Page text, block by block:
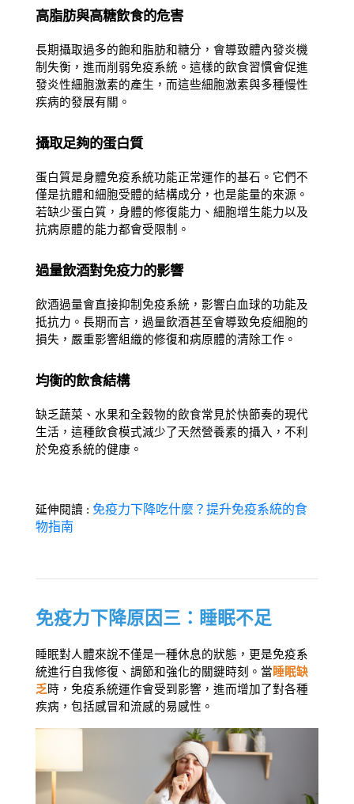
高脂肪與高糖飲食的危害
長期攝取過多的飽和脂肪和糖分，會導致體內發炎機
制失衡，進而削弱免疫系統。這樣的飲食習慣會促進
發炎性細胞激素的產生，而這些細胞激素與多種慢性
疾病的發展有關。
攝取足夠的蛋白質
蛋白質是身體免疫系統功能正常運作的基石。它們不
僅是抗體和細胞受體的結構成分，也是能量的來源。
若缺少蛋白質，身體的修復能力、細胞增生能力以及
抗病原體的能力都會受限制。
過量飲酒對免疫力的影響
飲酒過量會直接抑制免疫系統，影響白血球的功能及
抵抗力。長期而言，過量飲酒甚至會導致免疫細胞的
損失，嚴重影響組織的修復和病原體的清除工作。
均衡的飲食結構
缺乏蔬菜、水果和全穀物的飲食常見於快節奏的現代
生活，這種飲食模式減少了天然營養素的攝入，不利
於免疫系統的健康。
延伸閱讀 : 免疫力下降吃什麼？提升免疫系統的食
物指南
免疫力下降原因三：睡眠不足
睡眠對人體來說不僅是一種休息的狀態，更是免疫系
統進行自我修復、調節和強化的關鍵時刻。當睡眠缺
乏時，免疫系統運作會受到影響，進而增加了對各種
疾病，包括感冒和流感的易感性。